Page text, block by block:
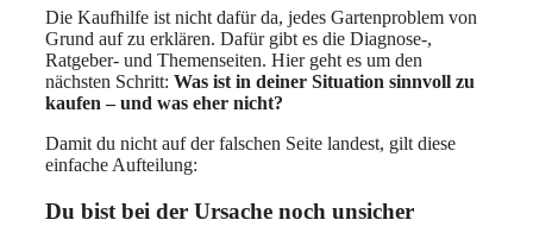
Die Kaufhilfe ist nicht dafür da, jedes Gartenproblem von
Grund auf zu erklären. Dafür gibt es die Diagnose-,
Ratgeber- und Themenseiten. Hier geht es um den
nächsten Schritt: Was ist in deiner Situation sinnvoll zu
kaufen – und was eher nicht?
Damit du nicht auf der falschen Seite landest, gilt diese
einfache Aufteilung:
Du bist bei der Ursache noch unsicher